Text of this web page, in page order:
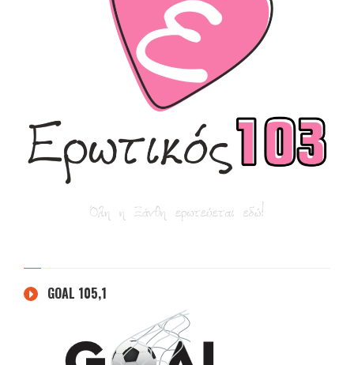
GOAL 105,1